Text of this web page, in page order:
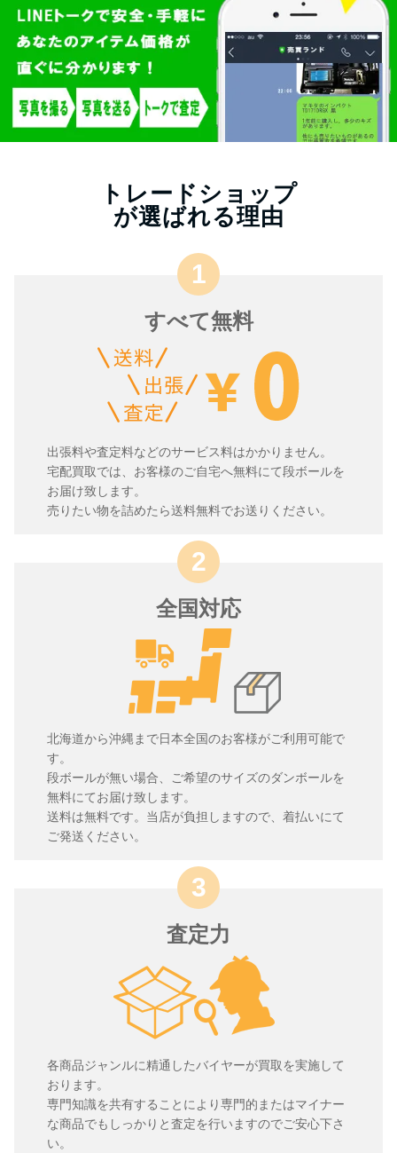
トレードショップ
が選ばれる理由
すべて無料
出張料や査定料などのサービス料はかかりません。
宅配買取では、お客様のご自宅へ無料にて段ボールを
お届け致します。
売りたい物を詰めたら送料無料でお送りください。
全国対応
北海道から沖縄まで日本全国のお客様がご利用可能で
す。
段ボールが無い場合、ご希望のサイズのダンボールを
無料にてお届け致します。
送料は無料です。当店が負担しますので、着払いにて
ご発送ください。
査定力
各商品ジャンルに精通したバイヤーが買取を実施して
おります。
専門知識を共有することにより専門的またはマイナー
な商品でもしっかりと査定を行いますのでご安心下さ
い。